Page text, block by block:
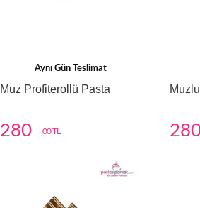
Aynı Gün Teslimat
Muz Profiterollü Pasta
280 ,00 TL